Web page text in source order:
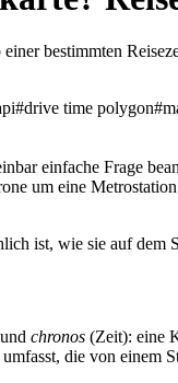
bestimmten
#drive time polygon#
einfache Frage
um eine
ist, wie sie auf
chronos (Zeit): eine
die von einem